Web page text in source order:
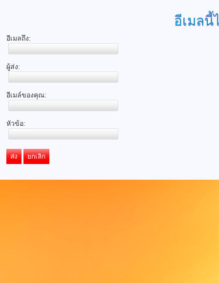
อีเมลนี้
อีเมลถึง:
ผู้ส่ง:
อีเมล์ของคุณ:
หัวข้อ:
ส่ง ยกเลิก